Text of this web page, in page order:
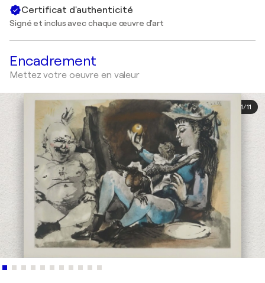
Certificat d'authenticité
Signé et inclus avec chaque œuvre d'art
Encadrement
Mettez votre oeuvre en valeur
1/11